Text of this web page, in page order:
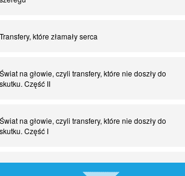
Transfery, które złamały serca
Świat na głowie, czyli transfery, które nie doszły do
skutku. Część II
Świat na głowie, czyli transfery, które nie doszły do
skutku. Część I